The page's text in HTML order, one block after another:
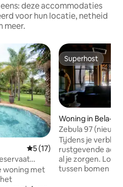
deze accommodaties
voor hun locatie, netheid
meer.
Gemiddelde beoordeling
5 (17)
woning met
Superhost
Superhost
Woning in Bela-
Zebula 97
Tijdens je verblijf
rustgevende
al je zorgen. Lodge 97 is privé genesteld
tussen bomen -